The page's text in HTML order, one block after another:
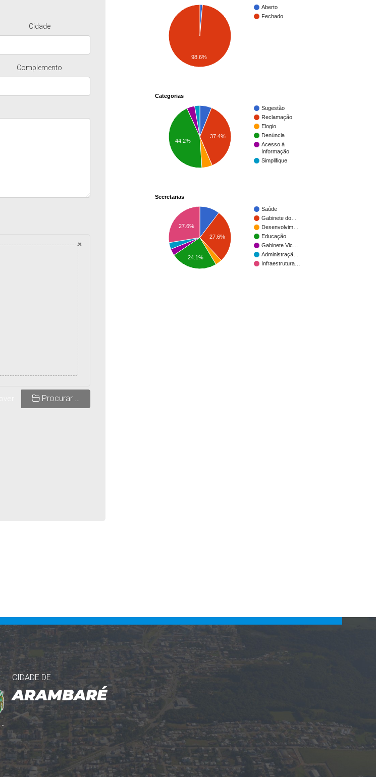
Cidade
Complemento
×
Procurar …
Aberto
Fechado
98.6%
Categorias
Sugestão
Reclamação
Elogio
Denúncia
Acesso á
Informação
Simplifique
37.4%
44.2%
Secretarias
Saúde
Gabinete do…
Desenvolvim…
Educação
Gabinete Vic…
Administraçã…
Infraestrutura…
27.6%
27.6%
24.1%
CIDADE DE
ARAMBARÉ